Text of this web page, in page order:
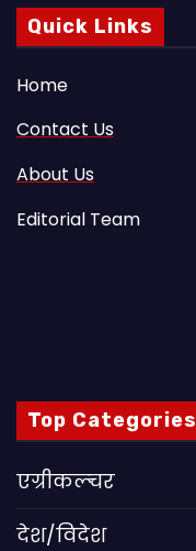
Quick Links
Home
Contact Us
About Us
Editorial Team
Top Categories
एग्रीकल्चर
देश/विदेश